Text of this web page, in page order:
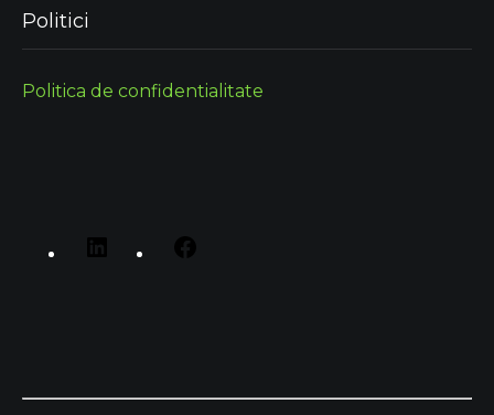
Politici
Politica de confidentialitate